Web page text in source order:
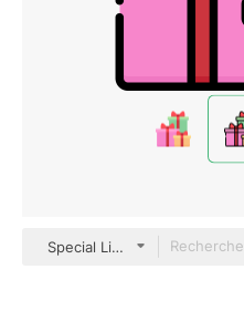
Special Lineal color